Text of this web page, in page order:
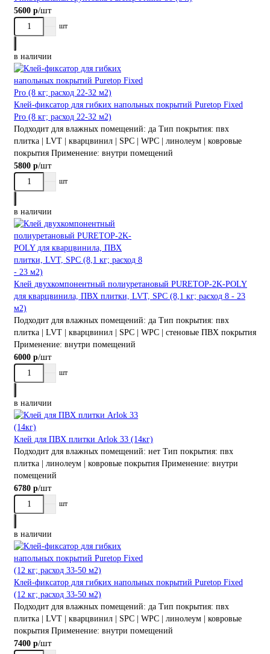
5600 р/шт
шт
в наличии
Клей-фиксатор для гибких напольных покрытий Puretop Fixed
Pro (8 кг; расход 22-32 м2)
Подходит для влажных помещений: да Тип покрытия: пвх
плитка | LVT | кварцвинил | SPC | WPC | линолеум | ковровые
покрытия Применение: внутри помещений
5800 р/шт
шт
в наличии
Клей двухкомпонентный полиуретановый PURETOP-2K-POLY
для кварцвинила, ПВХ плитки, LVT, SPC (8,1 кг; расход 8 - 23
м2)
Подходит для влажных помещений: да Тип покрытия: пвх
плитка | LVT | кварцвинил | SPC | WPC | стеновые ПВХ покрытия
Применение: внутри помещений
6000 р/шт
шт
в наличии
Клей для ПВХ плитки Arlok 33 (14кг)
Подходит для влажных помещений: нет Тип покрытия: пвх
плитка | линолеум | ковровые покрытия Применение: внутри
помещений
6780 р/шт
шт
в наличии
Клей-фиксатор для гибких напольных покрытий Puretop Fixed
(12 кг; расход 33-50 м2)
Подходит для влажных помещений: да Тип покрытия: пвх
плитка | LVT | кварцвинил | SPC | WPC | линолеум | ковровые
покрытия Применение: внутри помещений
7400 р/шт